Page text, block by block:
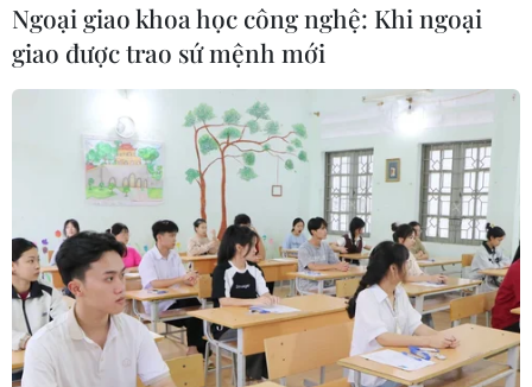
Ngoại giao khoa học công nghệ: Khi ngoại
giao được trao sứ mệnh mới